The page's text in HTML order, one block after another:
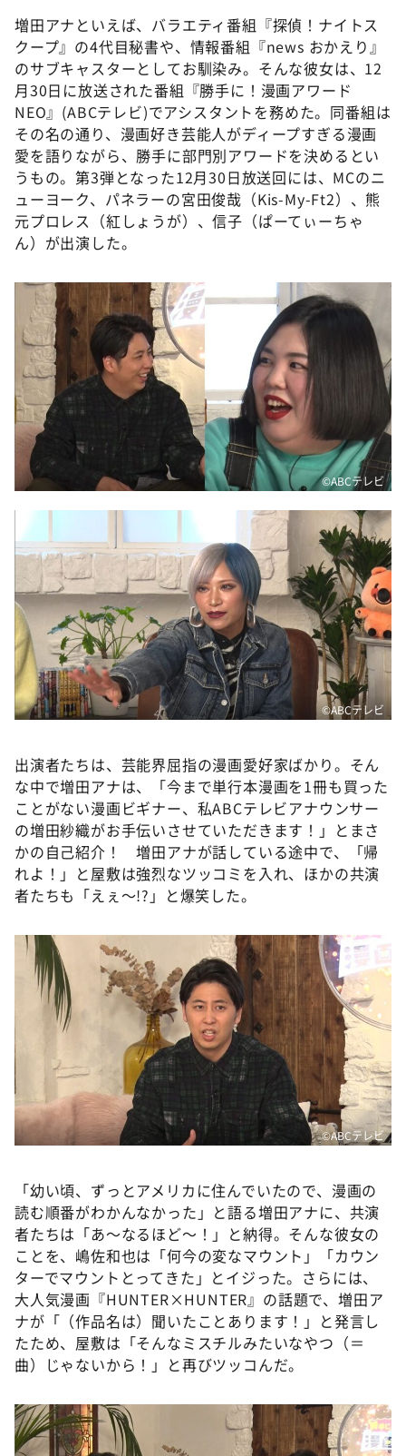
増田アナといえば、バラエティ番組『探偵！ナイトス
クープ』の4代目秘書や、情報番組『news おかえり』
のサブキャスターとしてお馴染み。そんな彼女は、12
月30日に放送された番組『勝手に！漫画アワード
NEO』(ABCテレビ)でアシスタントを務めた。同番組は
その名の通り、漫画好き芸能人がディープすぎる漫画
愛を語りながら、勝手に部門別アワードを決めるとい
うもの。第3弾となった12月30日放送回には、MCのニ
ューヨーク、パネラーの宮田俊哉（Kis-My-Ft2）、熊
元プロレス（紅しょうが）、信子（ぱーてぃーちゃ
ん）が出演した。
©️ABCテレビ
©️ABCテレビ
出演者たちは、芸能界屈指の漫画愛好家ばかり。そん
な中で増田アナは、「今まで単行本漫画を1冊も買った
ことがない漫画ビギナー、私ABCテレビアナウンサー
の増田紗織がお手伝いさせていただきます！」とまさ
かの自己紹介！ 増田アナが話している途中で、「帰
れよ！」と屋敷は強烈なツッコミを入れ、ほかの共演
者たちも「えぇ～!?」と爆笑した。
©️ABCテレビ
「幼い頃、ずっとアメリカに住んでいたので、漫画の
読む順番がわかんなかった」と語る増田アナに、共演
者たちは「あ～なるほど～！」と納得。そんな彼女の
ことを、嶋佐和也は「何今の変なマウント」「カウン
ターでマウントとってきた」とイジった。さらには、
大人気漫画『HUNTER×HUNTER』の話題で、増田ア
ナが「（作品名は）聞いたことあります！」と発言し
たため、屋敷は「そんなミスチルみたいなやつ（＝
曲）じゃないから！」と再びツッコんだ。